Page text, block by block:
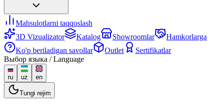
Mahsulotlarni taqqoslash
3D Vizualizator
Katalog Showroomlar
Hamkorlarga
Ko'p beriladigan savollar
Outlet
Sertifikatlar
Выбор языка / Language
ru uz en
Tungi rejim